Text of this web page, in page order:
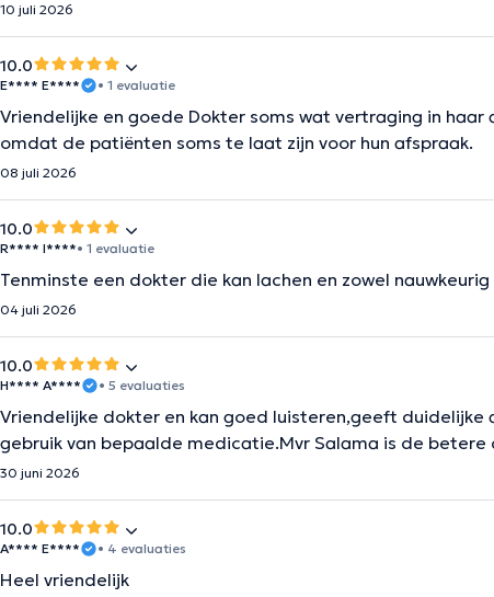
10 juli 2026
10.0
E**** E**** • 1 evaluatie
Vriendelijke en goede Dokter soms wat vertraging in
omdat de patiënten soms te laat zijn voor hun afspraak.
08 juli 2026
10.0
R**** I****• 1 evaluatie
Tenminste een dokter die kan lachen en zowel
04 juli 2026
10.0
H**** A**** • 5 evaluaties
Vriendelijke dokter en kan goed luisteren,geeft
gebruik van bepaalde medicatie.Mvr Salama is de betere
30 juni 2026
10.0
A**** E**** • 4 evaluaties
Heel vriendelijk